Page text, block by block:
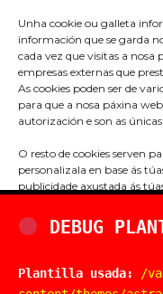
Unha cookie ou galleta
información que se garda
cada vez que visitas a nosa
empresas externas que
As cookies poden ser de
para que a nosa páxina
autorización e son as
O resto de cookies serven
personalizala en base ás
publicidade axustada ás
configuralas ou rechazar o
CONFIGURACIÓN DE
Praza do
Telf:
DEBUG
Plantilla usada:
/